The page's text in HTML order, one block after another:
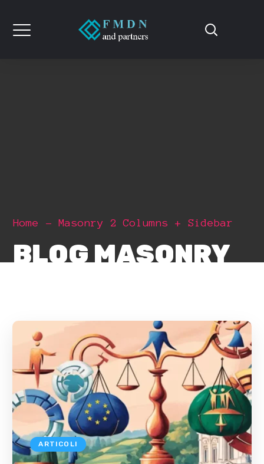
Home Masonry 2 Columns + Sidebar
BLOG MASONRY
ARTICOLI